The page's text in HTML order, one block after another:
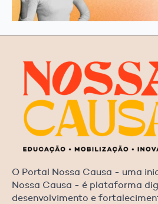
O Portal Nossa Causa - uma
Nossa Causa - é plataforma
desenvolvimento e